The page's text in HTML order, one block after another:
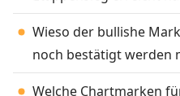
Wieso der bullishe
noch bestätigt werden
Welche Chartmarken